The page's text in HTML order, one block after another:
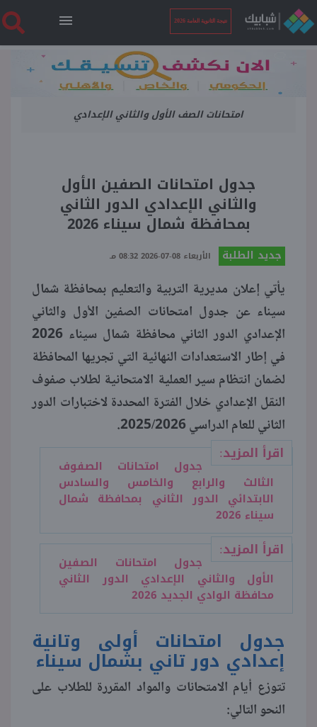
نتيجة الثانوية العامة 2026
الرئيسية
نتيجة الثانوية العامة 2026
فنجان قهوة
بوابة الطلبة
ملفات
منوعات
امتحانات الصف الأول والثاني الإعدادي
جدول امتحانات الصفين الأول
والثاني الإعدادي الدور الثاني
بمحافظة شمال سيناء 2026
جديد الطلبة الأربعاء 08-07-2026 08:32 مـ
يأتي إعلان مديرية التربية والتعليم بمحافظة شمال
سيناء عن جدول امتحانات الصفين الأول والثاني
الإعدادي الدور الثاني محافظة شمال سيناء 2026
في إطار الاستعدادات النهائية التي تجريها المحافظة
لضمان انتظام سير العملية الامتحانية لطلاب صفوف
النقل الإعدادي خلال الفترة المحددة لاختبارات الدور
الثاني للعام الدراسي 2025/2026.
اقرأ المزيد:
جدول امتحانات الصفوف
الثالث والرابع والخامس والسادس
الابتدائي الدور الثاني بمحافظة شمال
سيناء 2026
اقرأ المزيد:
جدول امتحانات الصفين
الأول والثاني الإعدادي الدور الثاني
محافظة الوادي الجديد 2026
جدول امتحانات أولى وتانية
إعدادي دور تاني بشمال سيناء
تتوزع أيام الامتحانات والمواد المقررة للطلاب على
النحو التالي: